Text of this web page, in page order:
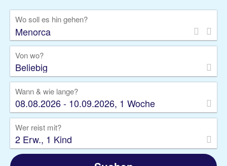
Rundreise
Kreuzfahrt
Gruppenreise
Camper Privattransfer
Wo soll es hin gehen?
Von wo?
Beliebig
Wann & wie lange?
08.08.2026 - 10.09.2026, 1 Woche
Wer reist mit?
2 Erw., 1 Kind